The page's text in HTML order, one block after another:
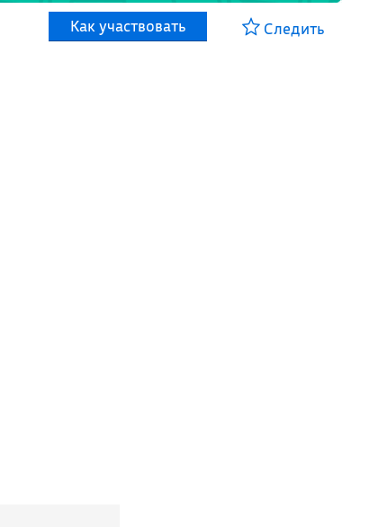
Как участвовать Следить